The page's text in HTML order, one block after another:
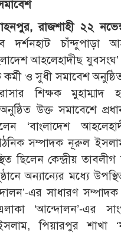
রাজশাহী ২২
দর্শনহাট চাঁন্দুপাড়া
আহলেহাদীছ
ও সুধী সমাবেশ
শিক্ষক মুহাম্মাদ
উক্ত সমাবেশে
‘বাংলাদেশ
সম্পাদক নূরুল
ছিলেন কেন্দ্রীয়
অন্যান্যের মধ্যে
এর সাধারণ সম্পাদক
‘আন্দোলন’-এর
পিয়ারপুর শাখা